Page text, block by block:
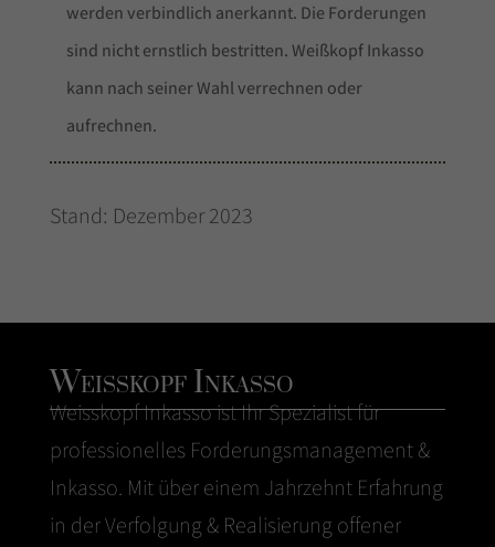
werden verbindlich anerkannt. Die Forderungen
sind nicht ernstlich bestritten. Weißkopf Inkasso
kann nach seiner Wahl verrechnen oder
aufrechnen.
Stand: Dezember 2023
Weisskopf Inkasso
WeisskopfInkassoist Ihr Spezialist für
professionelles Forderungsmanagement &
Inkasso. Mit über einem Jahrzehnt Erfahrung
in der Verfolgung & Realisierung offener